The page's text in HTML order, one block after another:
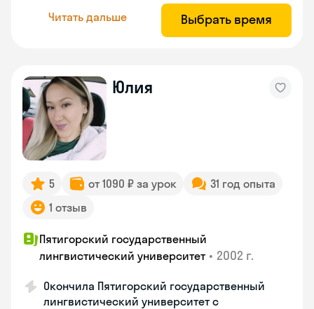
Читать дальше Выбрать время
Юлия
5 от 1090 ₽ за урок
31 год опыта
1 отзыв
Пятигорский государственный
лингвистический университет • 2002 г.
Окончила Пятигорский государственный
лингвистический университет с